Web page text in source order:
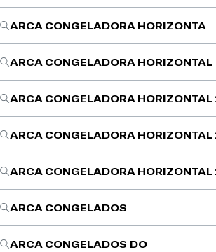
ARCA CONGELADORA HORIZONTA
ARCA CONGELADORA HORIZONTAL
ARCA CONGELADORA HORIZONTAL
ARCA CONGELADORA HORIZONTAL
ARCA CONGELADORA HORIZONTAL
ARCA CONGELADOS
ARCA CONGELADOS DO